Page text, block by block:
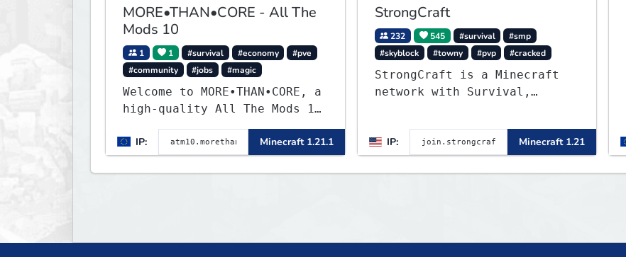
MORE•THAN•CORE - All The
Mods 10
1 1 #survival #economy
#pve
#community
#jobs #magic
Welcome to MORE•THAN•CORE, a
high-quality All The Mods 10
players who want a smooth,
polished, and rewarding
modded experience.
IP: Minecraft 1.21.1
StrongCraft
232 545 #survival
#smp
#skyblock
#towny #pvp #cracked
StrongCraft is a Minecraft
network with Survival,
Events, and more. Pick a
server and start playing.
IP: Minecraft 1.21